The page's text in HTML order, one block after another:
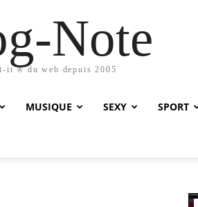
Note
it ® du web depuis 2005
MUSIQUE SEXY SPORT